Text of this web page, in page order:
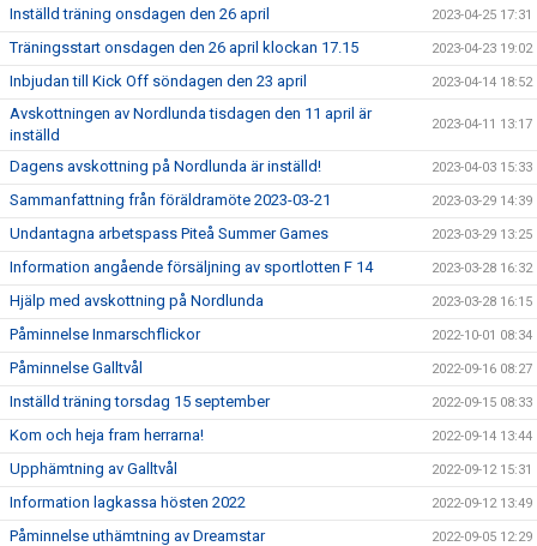
Inställd träning onsdagen den 26 april 2023-04-25 17:31
Träningsstart onsdagen den 26 april klockan 17.15 2023-04-23 19:02
Inbjudan till Kick Off söndagen den 23 april 2023-04-14 18:52
Avskottningen av Nordlunda tisdagen den 11 april är
inställd
2023-04-11 13:17
Dagens avskottning på Nordlunda är inställd! 2023-04-03 15:33
Sammanfattning från föräldramöte 2023-03-21 2023-03-29 14:39
Undantagna arbetspass Piteå Summer Games 2023-03-29 13:25
Information angående försäljning av sportlotten F 14 2023-03-28 16:32
Hjälp med avskottning på Nordlunda 2023-03-28 16:15
Påminnelse Inmarschflickor 2022-10-01 08:34
Påminnelse Galltvål 2022-09-16 08:27
Inställd träning torsdag 15 september 2022-09-15 08:33
Kom och heja fram herrarna! 2022-09-14 13:44
Upphämtning av Galltvål 2022-09-12 15:31
Information lagkassa hösten 2022 2022-09-12 13:49
Påminnelse uthämtning av Dreamstar 2022-09-05 12:29